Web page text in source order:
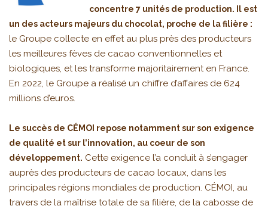
concentre 7 unités de production. Il est
un des acteurs majeurs du chocolat, proche de la filière :
le Groupe collecte en effet au plus près des producteurs
les meilleures fèves de cacao conventionnelles et
biologiques, et les transforme majoritairement en France.
En 2022, le Groupe a réalisé un chiffre d’affaires de 624
millions d’euros.
Le succès de CÉMOI repose notamment sur son exigence
de qualité et sur l’innovation, au coeur de son
développement. Cette exigence l’a conduit à s’engager
auprès des producteurs de cacao locaux, dans les
principales régions mondiales de production. CÉMOI, au
travers de la maîtrise totale de sa filière, de la cabosse de